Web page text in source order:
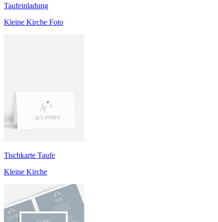
Taufeinladung
Kleine Kirche Foto
Tischkarte Taufe
Kleine Kirche